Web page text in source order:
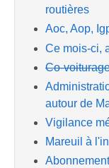
routières
Aoc, Aop,
Ce mois-ci,
Co-
autour de
Vigilance
Mareuil à